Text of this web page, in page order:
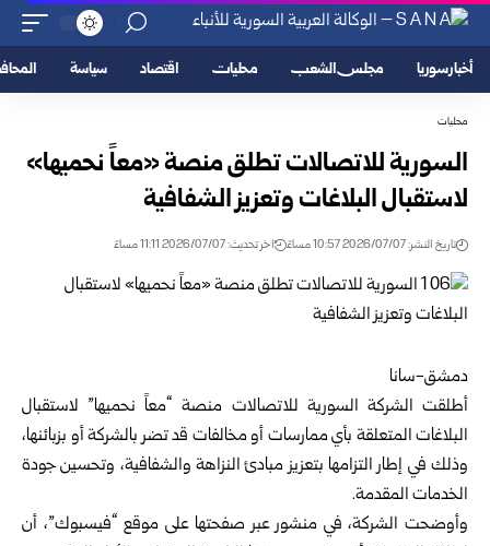
أخبار سوريا مجلس الشعب محليات اقتصاد سياسة
محليات
السورية للاتصالات تطلق منصة «معاً نحميها»
لاستقبال البلاغات وتعزيز الشفافية
تاريخ النشر: 2026/07/07 10:57 مساءً اخر تحديث: 2026/07/07 11:11 مساءً
دمشق-سانا
أطلقت الشركة السورية للاتصالات منصة “معاً نحميها” لاستقبال
البلاغات ‏المتعلقة بأي ممارسات أو مخالفات قد تضر بالشركة أو بزبائنها،
وذلك في ‏إطار التزامها بتعزيز مبادئ النزاهة والشفافية، وتحسين جودة
الخدمات ‏المقدمة.‏
وأوضحت الشركة، في منشور عبر صفحتها على موقع “فيسبوك”، أن